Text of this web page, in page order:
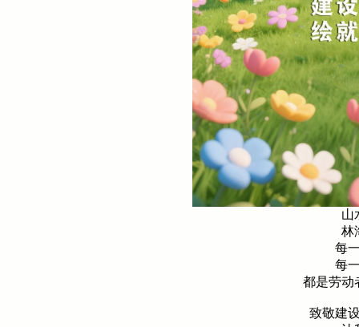
山
林
每
每
都是劳动
致敬建